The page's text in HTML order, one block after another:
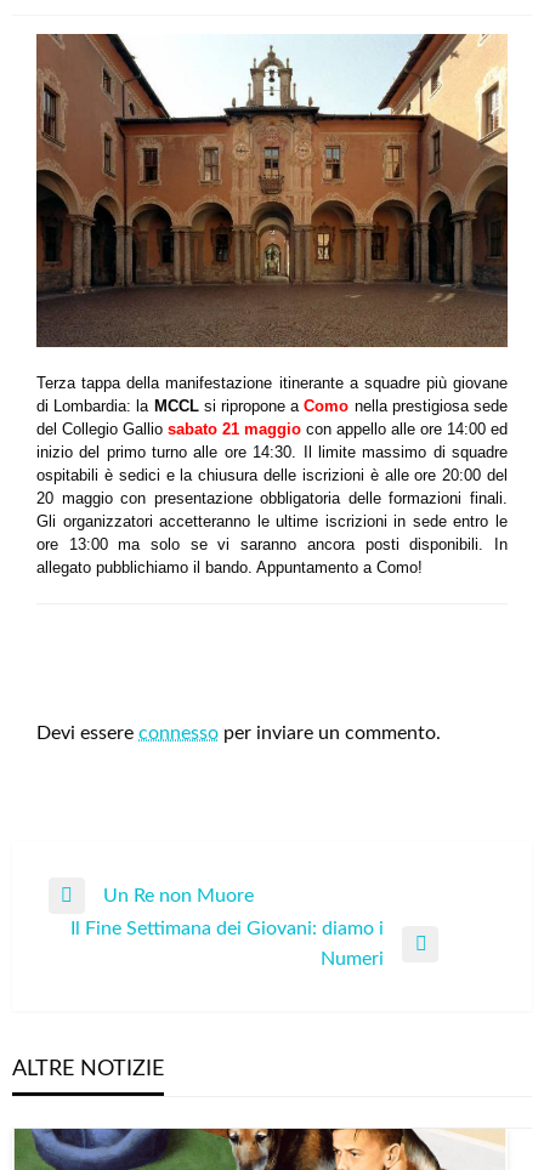
Terza tappa della manifestazione itinerante a squadre più giovane
di Lombardia: la MCCLsi ripropone aComo nella prestigiosa sede
del Collegio Gallio sabato 21 maggio con appello alle ore 14:00 ed
inizio del primo turno alle ore 14:30. Il limite massimo di squadre
ospitabili è sedici e la chiusura delle iscrizioni è alle ore 20:00 del
20 maggio con presentazione obbligatoria delle formazioni finali.
Gli organizzatori accetteranno le ultime iscrizioni in sede entro le
ore 13:00 ma solo se vi saranno ancora posti disponibili. In
allegato pubblichiamo il bando. Appuntamento a Como!
Devi essere connesso per inviare un commento.
Navigazione
articoli
Post
Un Re non Muore
Il Fine Settimana dei Giovani: diamo i
Numeri
ALTRE NOTIZIE